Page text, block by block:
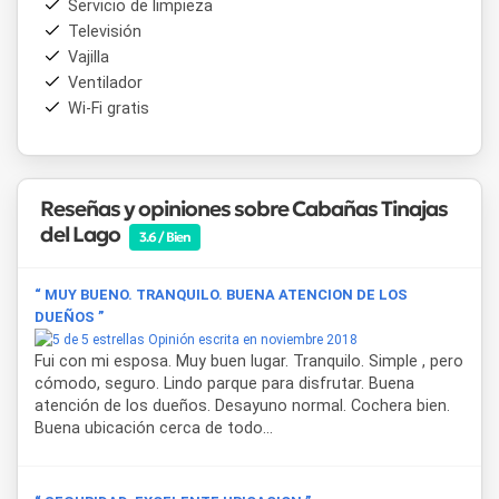
Tipos de unidades disponibles:
• Studios Jardín
• 2 Ambientes Jardín
• 3 Ambientes Jardín
kitchenette equipada (en bungalows de dos y tres
mesada, microondas, cafetera eléctrica, vajilla, pava
eléctrica en Studios, TV (una en Studios y dos en
bungalows de dos y tres ambientes), Wifi, aire
unidades de dos y tres ambientes), caja de seguridad (en
bungalows de dos y tres ambientes) y baños completos
con secador de cabello. El quincho con cuatro parrillas es
de uso compartido.
Villa Carlos Paz ofrece múltiples atractivos para
complementar tu estadía enCabañas Tinajas del Lago
entre ellos el Lago San Roque, el Reloj Cucú, el Camino de
Servicio de limpieza
Televisión
Vajilla
Ventilador
Wi-Fi gratis
Reseñas y opiniones sobre Cabañas Tinajas
del Lago
3.6 / Bien
“ MUY BUENO. TRANQUILO. BUENA ATENCION DE LOS
DUEÑOS ”
Opinión escrita en noviembre 2018
Fui con mi esposa. Muy buen lugar. Tranquilo. Simple , pero
cómodo, seguro. Lindo parque para disfrutar. Buena
atención de los dueños. Desayuno normal. Cochera bien.
Buena ubicación cerca de todo...